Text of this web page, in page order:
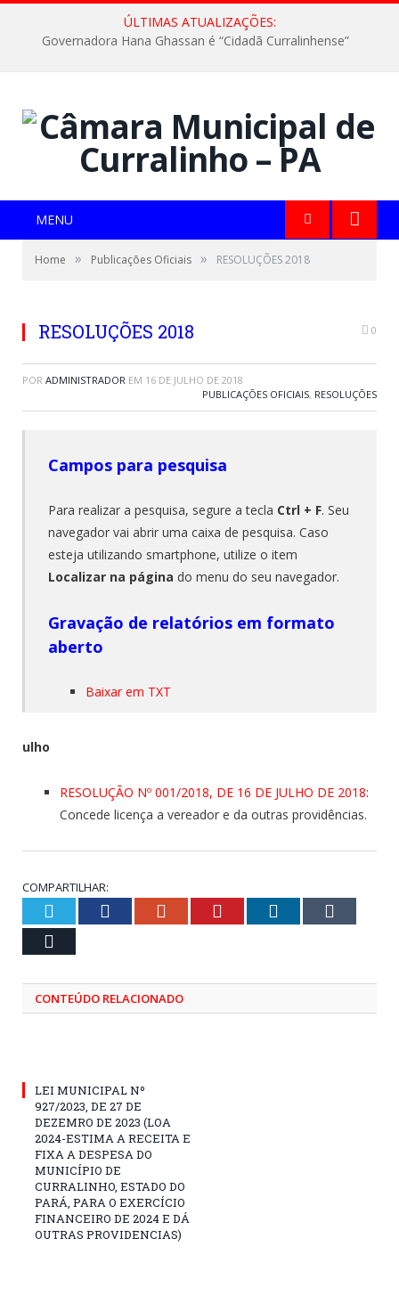
ÚLTIMAS ATUALIZAÇÕES:
Governadora Hana Ghassan é “Cidadã Curralinhense”
MENU
Home » Publicações Oficiais » RESOLUÇÕES 2018
RESOLUÇÕES 2018 0
POR ADMINISTRADOR EM 16 DE JULHO DE 2018
PUBLICAÇÕES OFICIAIS, RESOLUÇÕES
Campos para pesquisa
Para realizar a pesquisa, segure a tecla Ctrl + F. Seu
navegador vai abrir uma caixa de pesquisa. Caso
esteja utilizando smartphone, utilize o item
Localizar na página do menu do seu navegador.
Gravação de relatórios em formato
aberto
Baixar em TXT
ulho
RESOLUÇÃO Nº 001/2018, DE 16 DE JULHO DE 2018:
Concede licença a vereador e da outras providências.
COMPARTILHAR:
Twitter Facebook Google+ Pinterest LinkedIn
CONTEÚDO RELACIONADO
LEI MUNICIPAL Nº
927/2023, DE 27 DE
DEZEMRO DE 2023 (LOA
2024-ESTIMA A RECEITA E
FIXA A DESPESA DO
MUNICÍPIO DE
CURRALINHO, ESTADO DO
PARÁ, PARA O EXERCÍCIO
FINANCEIRO DE 2024 E DÁ
OUTRAS PROVIDENCIAS)